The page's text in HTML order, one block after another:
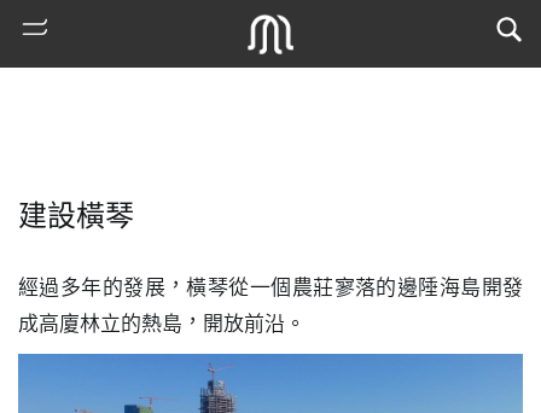
建設橫琴
經過多年的發展，橫琴從一個農莊寥落的邊陲海島開發
成高廈林立的熱島，開放前沿。